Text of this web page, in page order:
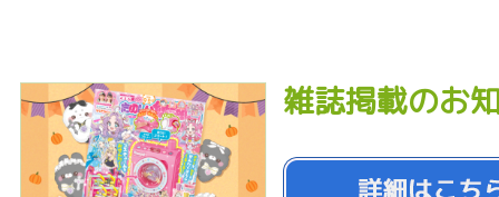
雑誌掲載のお